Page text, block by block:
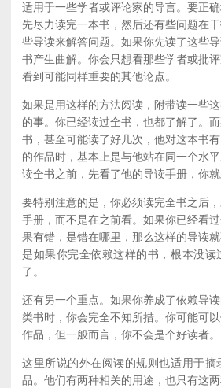
适用于一些学者或评论家的导言。要正
先尽力读完一本书，然后还有些问题在
些导读来解答问题。如果你先读了这些
书产生曲解。你会只想看那些学者或批
看到可能同样重要的其他论点。
如果是用这样的方法阅读，附带读一些
的事。你已经读过全书，也都了解了。
书，甚至可能读了好几次，他对这本书
的作品时，基本上是与他站在同一个水
读全书之前，先看了他的导读手册，你就
要特别注意的是，你必须读完全书之后
手册，而不是在之前看。如果你已经看
果有错，是错在哪里，那么这样的导读
是如果你完全依赖这样的书，根本没读
了。
还有另一个重点。如果你养成了依赖导
类书时，你会完全不知所措。你可能可
作品，但一般而言，你不会是个好读者。
这里所说的外在阅读的规则也适用于摘
品。他们有两种相关的用途，也只有这